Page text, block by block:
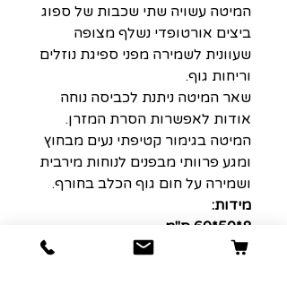
המיטה עשויה שתי שכבות של ספוג
ביצים אורטופדי נשלף מצופה
שעוונית לשמירה מפני ספיגת נוזלים
וריחות גוף.
שאר המיטה ניתנת לכביסה נוחה
אודות לאפשרות הסרת המזרן.
המיטה בגימור קטיפתי נעים מבחוץ
ומגע פרוותי מבפנים לנוחות מירבית
ושמירה על חום גוף הכלב בחורף.
מידות:
8*50*60 ס"מ
8*50*75 ס"מ